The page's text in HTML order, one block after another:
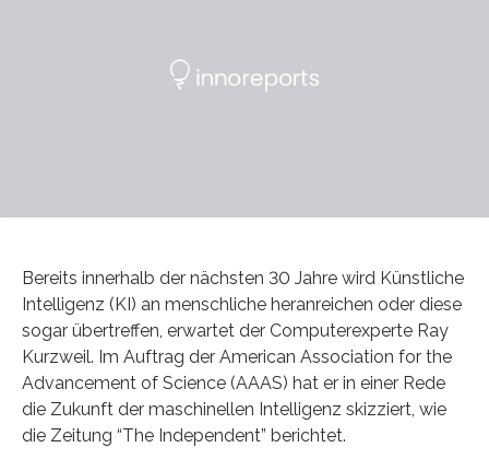
Bereits innerhalb der nächsten 30 Jahre wird Künstliche
Intelligenz (KI) an menschliche heranreichen oder diese
sogar übertreffen, erwartet der Computerexperte Ray
Kurzweil. Im Auftrag der American Association for the
Advancement of Science (AAAS) hat er in einer Rede
die Zukunft der maschinellen Intelligenz skizziert, wie
die Zeitung “The Independent” berichtet.